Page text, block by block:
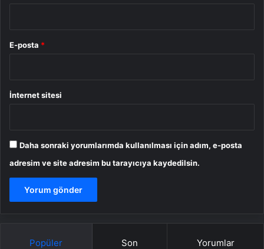
E-posta *
İnternet sitesi
Daha sonraki yorumlarımda kullanılması için adım, e-posta
adresim ve site adresim bu tarayıcıya kaydedilsin.
Popüler Son Yorumlar